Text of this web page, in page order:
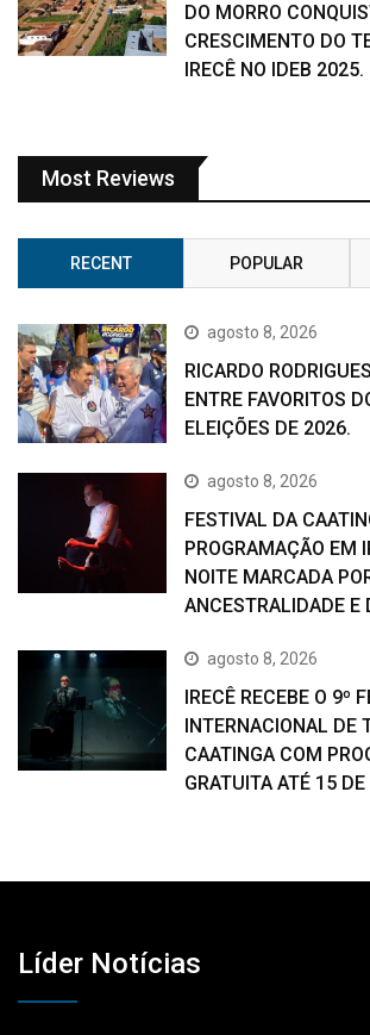
DO MORRO
CRESCIMENTO DO
IRECÊ NO IDEB 2025.
Most Reviews
RECENT POPULAR
agosto 8, 2026
RICARDO
ENTRE FAVORITOS
ELEIÇÕES DE 2026.
agosto 8, 2026
FESTIVAL DA
PROGRAMAÇÃO EM
NOITE MARCADA
ANCESTRALIDADE E
agosto 8, 2026
IRECÊ RECEBE O 9º
INTERNACIONAL DE
CAATINGA COM
GRATUITA ATÉ 15 DE
Líder Notícias